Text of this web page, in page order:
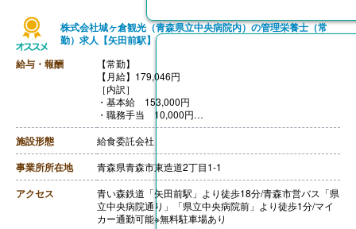
給の可能性があります。
【退職金】なし
株式会社城ヶ倉観光（青森県立中央病院内）の管理栄養士（常
勤）求人【矢田前駅】
給与・報酬
【常勤】
【月給】179,046円
［内訳］
・基本給 153,000円
・職務手当 10,000円
・特殊手当 16,046円
【賞与】年1回（計0.80ヶ月分）※前年度実績
【通勤手当】あり（上限20,700円/月）
【昇給】あり（1月あたり1.02％-）※前年度実績
【退職金】あり※勤続年数不問
施設形態 給食委託会社
事業所所在地 青森県青森市東造道2丁目1-1
アクセス
青い森鉄道「矢田前駅」より徒歩18分/青森市営バス「県
立中央病院通り」「県立中央病院前」より徒歩1分/マイ
カー通勤可能※無料駐車場あり